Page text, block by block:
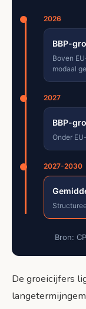
2026
BBP-
Boven
modaal
2027
BBP-
Onder
2027-2030
Bron:
De groeicijfers